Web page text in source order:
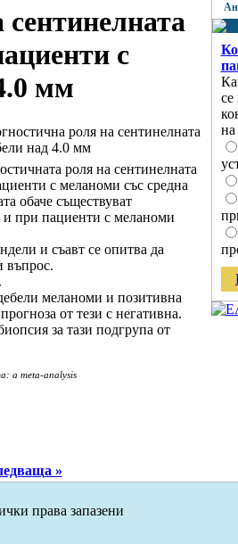
с
мм
роля на сентинелната
над 4.0 мм
роля на сентинелната
с меланоми със средна
обаче съществуват
и при пациенти с меланоми
и съавт се опитва да
въпрос.
меланоми и позитивна
от тези с негативна.
за тази подгрупа от
a meta-analysis
»
се
на
права запазени